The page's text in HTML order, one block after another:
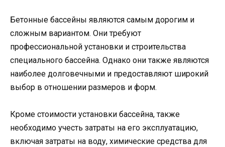
Бетонные бассейны являются самым дорогим и
сложным вариантом. Они требуют
профессиональной установки и строительства
специального бассейна. Однако они также являются
наиболее долговечными и предоставляют широкий
выбор в отношении размеров и форм.
Кроме стоимости установки бассейна, также
необходимо учесть затраты на его эксплуатацию,
включая затраты на воду, химические средства для